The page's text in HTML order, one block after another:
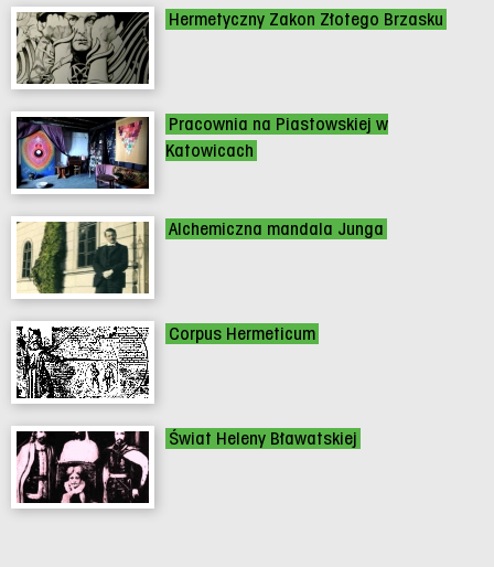
Hermetyczny Zakon Złotego Brzasku
Pracownia na Piastowskiej w
Katowicach
Alchemiczna mandala Junga
Corpus Hermeticum
Świat Heleny Bławatskiej